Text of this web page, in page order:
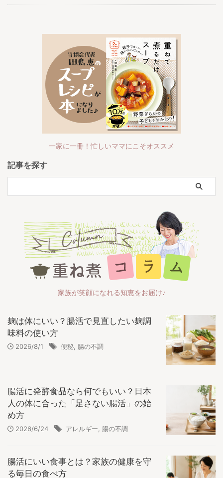
一家に一冊！忙しいママにこそオススメ
記事を探す
家族が笑顔になれる知恵をお届け♪
麹は体にいい？腸活で見直したい麹調
味料の使い方
2026/8/1 便秘 腸の不調
腸活に発酵食品なら何でもいい？日本
人の体に合った「足さない腸活」の始
め方
2026/6/24 アレルギー 腸の不調
腸活にいい食事とは？家族の健康を守
る毎日の食べ方